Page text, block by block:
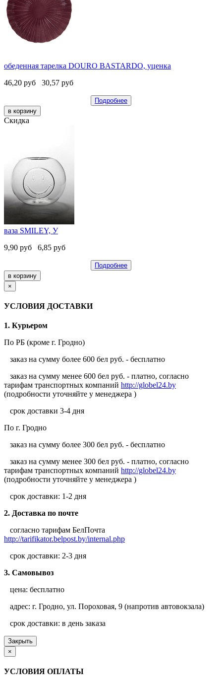
обеденная тарелка DOURO BASTARDO, уценка
46,20 руб 30,57 руб
Подробнее
Скидка
ваза SMILEY, У
9,90 руб 6,85 руб
Подробнее
×
УСЛОВИЯ ДОСТАВКИ
1. Курьером
По РБ (кроме г. Гродно)
заказ на сумму более 600 бел руб. - бесплатно
заказ на сумму менее 600 бел руб. - платно, согласно
тарифам транспортных компаний http://globel24.by
(подробности уточняйте у менеджера )
срок доставки 3-4 дня
По г. Гродно
заказ на сумму более 300 бел руб. - бесплатно
заказ на сумму менее 300 бел руб. - платно, согласно
тарифам транспортных компаний http://globel24.by
(подробности уточняйте у менеджера )
срок доставки: 1-2 дня
2. Доставка по почте
согласно тарифам БелПочта
http://tarifikator.belpost.by/internal.php
срок доставки: 2-3 дня
3. Самовывоз
цена: бесплатно
адрес: г. Гродно, ул. Пороховая, 9 (напротив автовокзала)
срок доставки: в день заказа
Закрыть
×
УСЛОВИЯ ОПЛАТЫ